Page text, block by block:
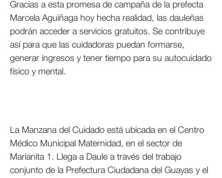
Gracias a esta promesa de campaña de la prefecta
Marcela Aguiñaga hoy hecha realidad, las dauleñas
podrán acceder a servicios gratuitos. Se contribuye
así para que las cuidadoras puedan formarse,
generar ingresos y tener tiempo para su autocuidado
físico y mental.
La Manzana del Cuidado está ubicada en el Centro
Médico Municipal Maternidad, en el sector de
Marianita 1. Llega a Daule a través del trabajo
conjunto de la Prefectura Ciudadana del Guayas y el